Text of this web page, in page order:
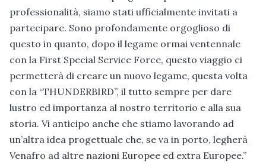
professionalità, siamo stati ufficialmente invitati a
partecipare. Sono profondamente orgoglioso di
questo in quanto, dopo il legame ormai ventennale
con la First Special Service Force, questo viaggio ci
permetterà di creare un nuovo legame, questa volta
con la “THUNDERBIRD”, il tutto sempre per dare
lustro ed importanza al nostro territorio e alla sua
storia. Vi anticipo anche che stiamo lavorando ad
un’altra idea progettuale che, se va in porto, legherà
Venafro ad altre nazioni Europee ed extra Europee.”